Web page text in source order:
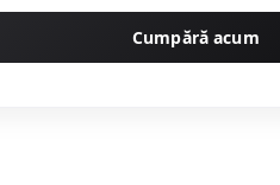
Cumpără acum